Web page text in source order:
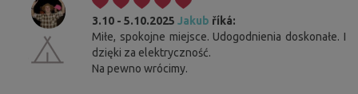
3.10 - 5.10.2025 Jakub říká:
Miłe, spokojne miejsce. Udogodnienia doskonałe. I
dzięki za elektryczność.
Na pewno wrócimy.